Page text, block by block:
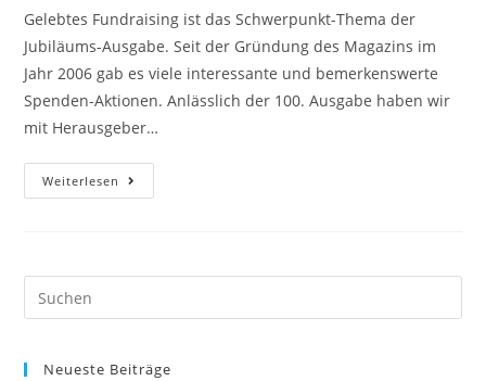
Gelebtes Fundraising ist das Schwerpunkt-Thema der
Jubiläums-Ausgabe. Seit der Gründung des Magazins im
Jahr 2006 gab es viele interessante und bemerkenswerte
Spenden-Aktionen. Anlässlich der 100. Ausgabe haben wir
mit Herausgeber…
Weiterlesen
Neueste Beiträge